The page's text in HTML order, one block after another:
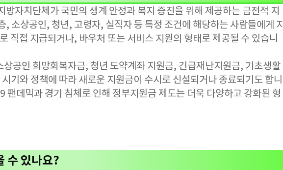
방자치단체가 국민의 생계 안정과 복지 증진을 위해 제공하는 금전적 지
, 소상공인, 청년, 고령자, 실직자 등 특정 조건에 해당하는 사람들에게 지
직접 지급되거나, 바우처 또는 서비스 지원의 형태로 제공될 수 있습니
상공인 희망회복자금, 청년 도약계좌 지원금, 긴급재난지원금, 기초생활
기와 정책에 따라 새로운 지원금이 수시로 신설되거나 종료되기도 합니
팬데믹과 경기 침체로 인해 정부지원금 제도는 더욱 다양하고 강화된 형
수 있나요?